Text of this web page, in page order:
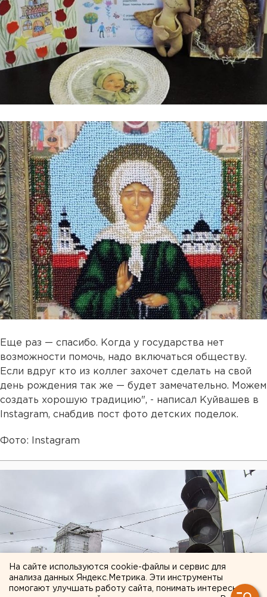
Еще раз — спасибо. Когда у государства нет
возможности помочь, надо включаться обществу.
Если вдруг кто из коллег захочет сделать на свой
день рождения так же — будет замечательно. Можем
создать хорошую традицию", - написал Куйвашев в
Instagram, снабдив пост фото детских поделок.
Фото: Instagram
На сайте используются cookie-файлы и сервис для
анализа данных Яндекс.Метрика. Эти инструменты
помогают улучшать работу сайта, понимать интересы